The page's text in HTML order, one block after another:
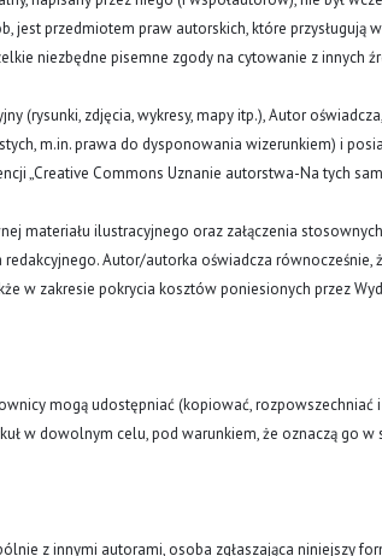
jest przedmiotem praw autorskich, które
niezbędne pisemne zgody na cytowanie z innych
(rysunki, zdjęcia, wykresy, mapy itp.), Autor
m.in. prawa do dysponowania wizerunkiem) i
„Creative Commons Uznanie autorstwa-Na tych
materiału ilustracyjnego oraz załączenia
Autor/autorka oświadcza
w zakresie pokrycia kosztów poniesionych przez
mogą udostępniać (kopiować,
w dowolnym celu, pod warunkiem, że oznaczą go
z innymi autorami, osoba zgłaszająca niniejszy